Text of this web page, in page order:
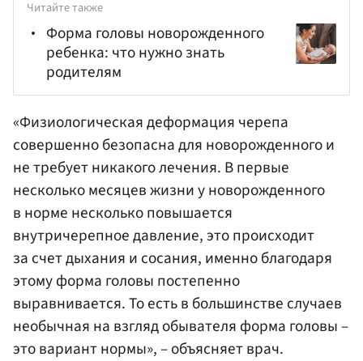
Читайте также
Форма головы новорожденного
ребенка: что нужно знать
родителям
«Физиологическая деформация черепа
совершенно безопасна для новорожденного и
не требует никакого лечения. В первые
несколько месяцев жизни у новорожденного
в норме несколько повышается
внутричерепное давление, это происходит
за счет дыхания и сосания, именно благодаря
этому форма головы постепенно
выравнивается. То есть в большинстве случаев
необычная на взгляд обывателя форма головы –
это вариант нормы», – объясняет врач.